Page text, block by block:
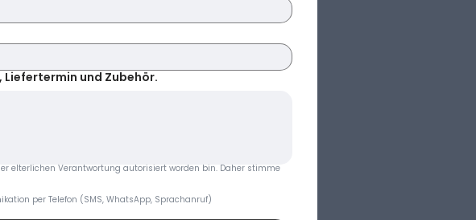
und Zubehör.
elterlichen Verantwortung autorisiert worden bin. Daher stimme
per Telefon (SMS, WhatsApp, Sprachanruf)